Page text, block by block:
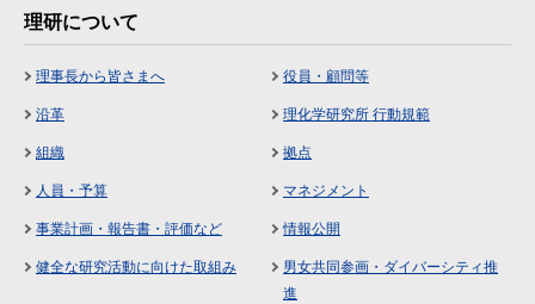
理研について
理事長から皆さまへ 役員・顧問等
沿革 理化学研究所 行動規範
組織 拠点
人員・予算 マネジメント
事業計画・報告書・評価など 情報公開
健全な研究活動に向けた取組み
男女共同参画・ダイバーシティ推
進